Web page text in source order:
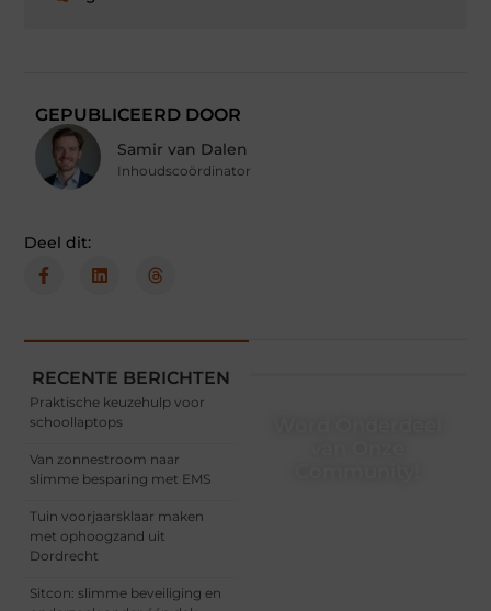
GEPUBLICEERD DOOR
Samir van Dalen
Inhoudscoördinator
Deel dit:
RECENTE BERICHTEN
Praktische keuzehulp voor
schoollaptops
Van zonnestroom naar
slimme besparing met EMS
Tuin voorjaarsklaar maken
met ophoogzand uit
Dordrecht
Sitcon: slimme beveiliging en